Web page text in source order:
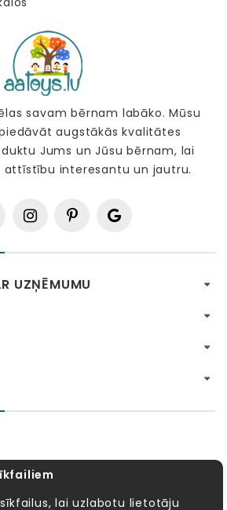
savam bērnam labāko. Mūsu
augstākās kvalitātes
Jums un Jūsu bērnam, lai
attīstību interesantu un jautru.
UZŅĒMUMU
APLI kids
Goula KOSMOS Lucy&Leo
lai uzlabotu lietotāju